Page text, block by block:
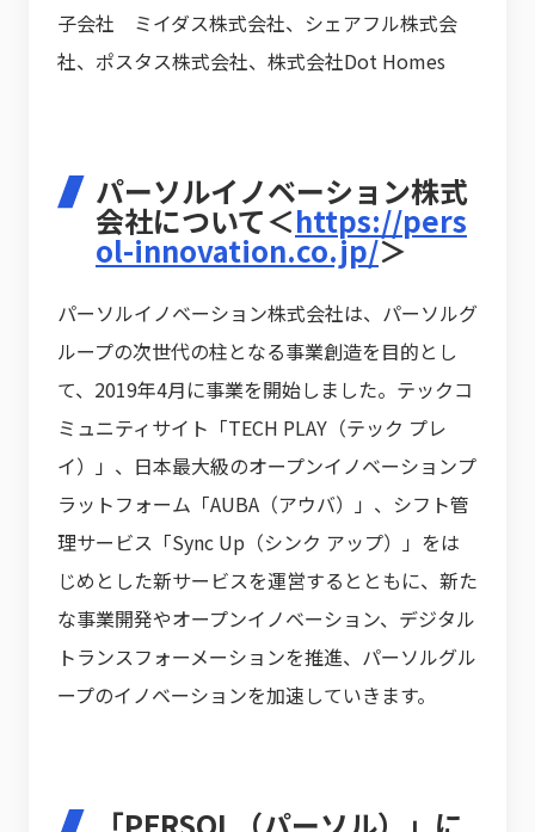
子会社 ミイダス株式会社、シェアフル株式会
社、ポスタス株式会社、株式会社Dot Homes
パーソルイノベーション株式
会社について＜https://pers
ol-innovation.co.jp/＞
パーソルイノベーション株式会社は、パーソルグ
ループの次世代の柱となる事業創造を目的とし
て、2019年4月に事業を開始しました。テックコ
ミュニティサイト「TECH PLAY（テック プレ
イ）」、日本最大級のオープンイノベーションプ
ラットフォーム「AUBA（アウバ）」、シフト管
理サービス「Sync Up（シンク アップ）」をは
じめとした新サービスを運営するとともに、新た
な事業開発やオープンイノベーション、デジタル
トランスフォーメーションを推進、パーソルグル
ープのイノベーションを加速していきます。